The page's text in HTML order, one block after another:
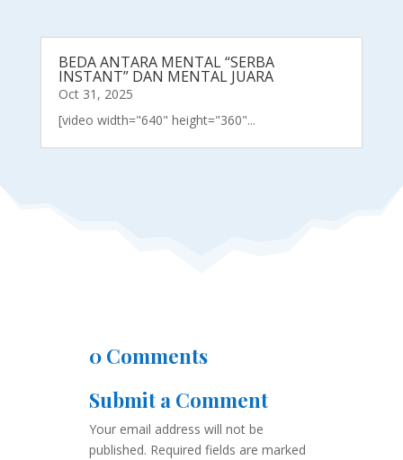
BEDA ANTARA MENTAL “SERBA
INSTANT” DAN MENTAL JUARA
Oct 31, 2025
[video width="640" height="360"...
0 Comments
Submit a Comment
Your email address will not be
published. Required fields are marked